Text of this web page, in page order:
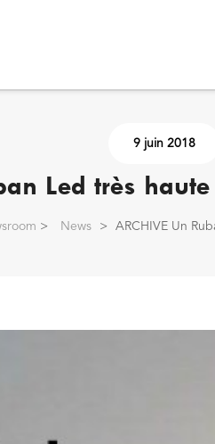
9 juin 2018
Led très
> News > ARCHIVE Un